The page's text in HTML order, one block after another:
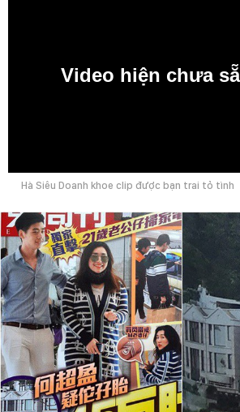
Video hiện chưa
Hà Siêu Doanh khoe clip được bạn trai tỏ tình